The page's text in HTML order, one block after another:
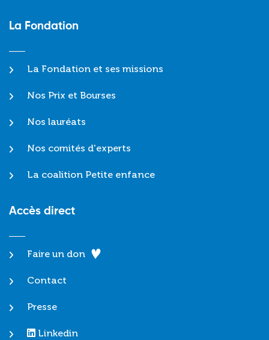
La Fondation
La Fondation et ses missions
Nos Prix et Bourses
Nos lauréats
Nos comités d'experts
La coalition Petite enfance
Accès direct
Faire un don
Contact
Presse
Linkedin